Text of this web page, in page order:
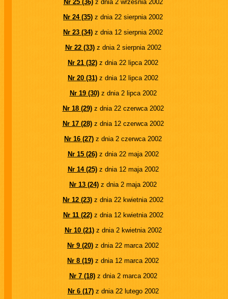
Nr 25 (36)z dnia 2 września 2002
Nr 24 (35) z dnia 22 sierpnia 2002
Nr 23 (34) z dnia 12 sierpnia 2002
Nr 22 (33)z dnia 2 sierpnia 2002
Nr 21 (32) z dnia 22 lipca 2002
Nr 20 (31) z dnia 12 lipca 2002
Nr 19 (30)z dnia 2 lipca 2002
Nr 18 (29)z dnia 22 czerwca 2002
Nr 17 (28)z dnia 12 czerwca 2002
Nr 16 (27) z dnia 2 czerwca 2002
Nr 15 (26)z dnia 22 maja 2002
Nr 14 (25)z dnia 12 maja 2002
Nr 13 (24) z dnia 2 maja 2002
Nr 12 (23) z dnia 22 kwietnia 2002
Nr 11 (22)z dnia 12 kwietnia 2002
Nr 10 (21)z dnia 2 kwietnia 2002
Nr 9 (20) z dnia 22 marca 2002
Nr 8 (19) z dnia 12 marca 2002
Nr 7 (18)z dnia 2 marca 2002
Nr 6 (17)z dnia 22 lutego 2002